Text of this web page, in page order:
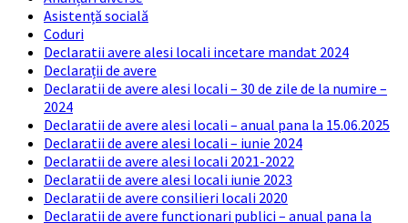
Asistență socială
Coduri
Declaratii avere alesi locali incetare mandat 2024
Declarații de avere
Declaratii de avere alesi locali – 30 de zile de la numire –
2024
Declaratii de avere alesi locali – anual pana la 15.06.2025
Declaratii de avere alesi locali – iunie 2024
Declaratii de avere alesi locali 2021-2022
Declaratii de avere alesi locali iunie 2023
Declaratii de avere consilieri locali 2020
Declaratii de avere functionari publici – anual pana la